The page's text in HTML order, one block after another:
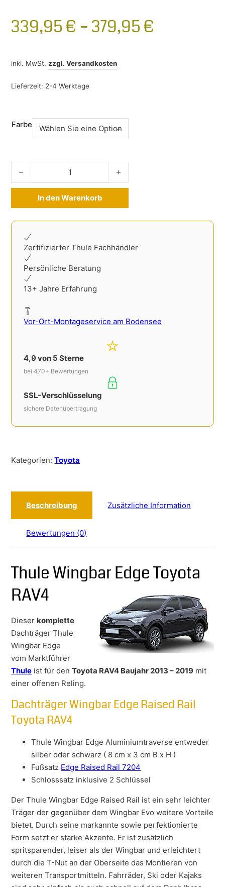
339,95 € – 379,95 €
inkl. MwSt. zzgl.Versandkosten
Lieferzeit: 2-4 Werktage
Farbe
Thule Wingbar Edge Toyota RAV4 2013-2019 Menge
In den Warenkorb
Zertifizierter Thule Fachhändler
Persönliche Beratung
13+ Jahre Erfahrung
Vor-Ort-Montageservice am Bodensee
4,9 von 5 Sterne
bei 470+ Bewertungen
SSL-Verschlüsselung
sichere Datenübertragung
Kategorien:Toyota
Beschreibung Zusätzliche Information
Bewertungen (0)
Thule Wingbar Edge Toyota
RAV4
Dieser komplette
Dachträger Thule
Wingbar Edge
vom Marktführer
Thule ist für denToyota RAV4 Baujahr 2013 – 2019 mit
einer offenen Reling.
Dachträger Wingbar Edge Raised Rail
Toyota RAV4
Thule Wingbar Edge Aluminiumtraverse entweder
silber oder schwarz ( 8 cm x 3 cm B x H )
Fußsatz Edge Raised Rail 7204
Schlosssatz inklusive 2 Schlüssel
Der Thule Wingbar Edge Raised Rail ist ein sehr leichter
Träger der gegenüber dem Wingbar Evo weitere Vorteile
bietet. Durch seine markannte sowie perfektionierte
Form setzt er starke Akzente. Er ist zusätzlich
spritsparender, leiser als der Wingbar und erleichtert
durch die T-Nut an der Oberseite das Montieren von
weiteren Transportmitteln. Fahrräder, Ski oder Kajaks